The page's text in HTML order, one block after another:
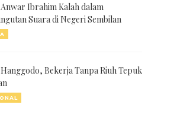
Ibrahim Kalah dalam
Suara di Negeri Sembilan
Bekerja Tanpa Riuh Tepuk